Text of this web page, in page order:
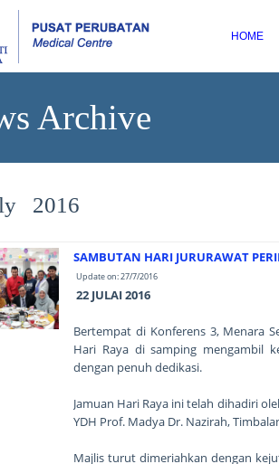
HOME
Archive
2016
SAMBUTAN HARI JURURAWAT
Update on: 27/7/2016
22 JULAI 2016
Bertempat di Konferens 3, Menara
Hari Raya di samping mengambil
dengan penuh dedikasi.
Jamuan Hari Raya ini telah dihadiri
YDH Prof. Madya Dr. Nazirah,
Majlis turut dimeriahkan dengan